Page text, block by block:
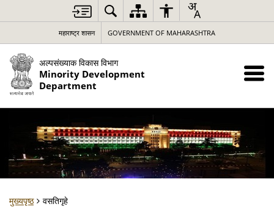
महाराष्ट्र शासन GOVERNMENT OF MAHARASHTRA
अल्पसंख्याक विकास विभाग
Minority Development
Department
मुख्यपृष्ठ वसतिगृहे